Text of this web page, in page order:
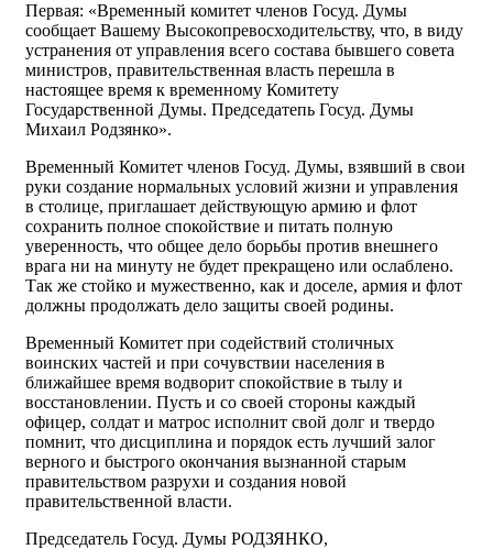
Первая: «Временный комитет членов Госуд. Думы
сообщает Вашему Высокопревосходительству, что, в виду
устранения от управления всего состава бывшего совета
министров, правительственная власть перешла в
настоящее время к временному Комитету
Государственной Думы. Председатепь Госуд. Думы
Михаил Родзянко».
Временный Комитет членов Госуд. Думы, взявший в свои
руки создание нормальных условий жизни и управления
в столице, приглашает действующую армию и флот
сохранить полное спокойствие и питать полную
уверенность, что общее дело борьбы против внешнего
врага ни на минуту не будет прекращено или ослаблено.
Так же стойко и мужественно, как и доселе, армия и флот
должны продолжать дело защиты своей родины.
Временный Комитет при содействий столичных
воинских частей и при сочувствии населения в
ближайшее время водворит спокойствие в тылу и
восстановлении. Пусть и со своей стороны каждый
офицер, солдат и матрос исполнит свой долг и твердо
помнит, что дисциплина и порядок есть лучший залог
верного и быстрого окончания вызнанной старым
правительством разрухи и создания новой
правительственной власти.
Председатель Госуд. Думы РОДЗЯНКО,